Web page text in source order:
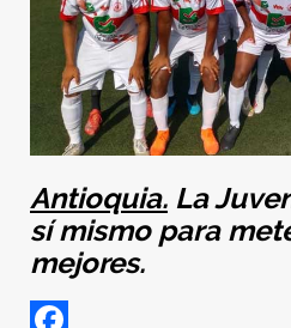
Antioquia. La
sí mismo para
mejores.